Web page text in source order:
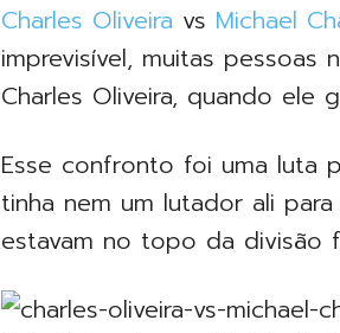
Charles Oliveira vs Michael
imprevisível, muitas pessoas
Charles Oliveira, quando ele
Esse confronto foi uma luta
tinha nem um lutador ali
estavam no topo da divisão